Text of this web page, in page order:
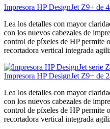
Impresora HP DesignJet Z9+ de
Lea los detalles con mayor
con los nuevos cabezales de
control de píxeles de HP permite
recortadora vertical integrada
Impresora HP DesignJet Z9+ de
Lea los detalles con mayor
con los nuevos cabezales de
control de píxeles de HP permite
recortadora vertical integrada